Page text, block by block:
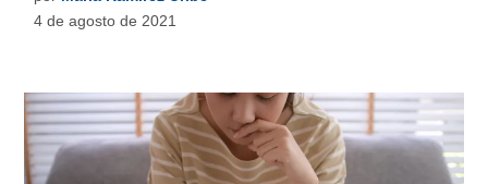
4 de agosto de 2021